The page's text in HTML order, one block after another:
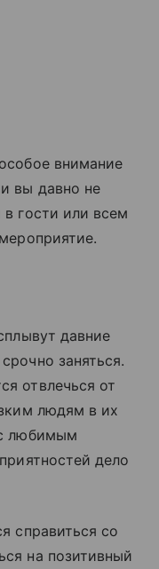
внимание
вы давно не
гости или всем
давние
заняться.
отвлечься от
людям в их
любимым
дело
справиться со
на позитивный